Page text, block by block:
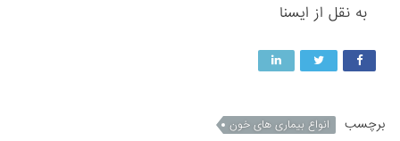
به نقل از ایسنا
برچسب انواع بیماری های خون